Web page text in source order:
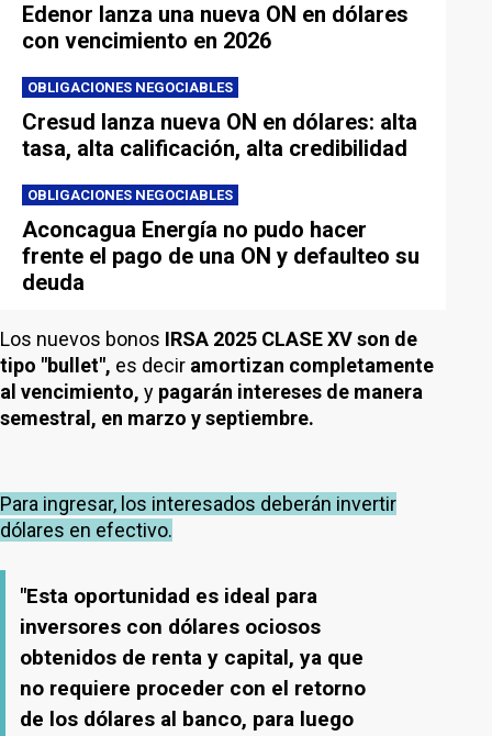
Edenor lanza una nueva ON en dólares
con vencimiento en 2026
OBLIGACIONES NEGOCIABLES
Cresud lanza nueva ON en dólares: alta
tasa, alta calificación, alta credibilidad
OBLIGACIONES NEGOCIABLES
Aconcagua Energía no pudo hacer
frente el pago de una ON y defaulteo su
deuda
Los nuevos bonos IRSA 2025 CLASE XV son de
tipo "bullet", es decir amortizan completamente
al vencimiento, y pagarán intereses de manera
semestral, en marzo y septiembre.
Para ingresar, los interesados deberán invertir
dólares en efectivo.
"Esta oportunidad es ideal para
inversores con dólares ociosos
obtenidos de renta y capital, ya que
no requiere proceder con el retorno
de los dólares al banco, para luego